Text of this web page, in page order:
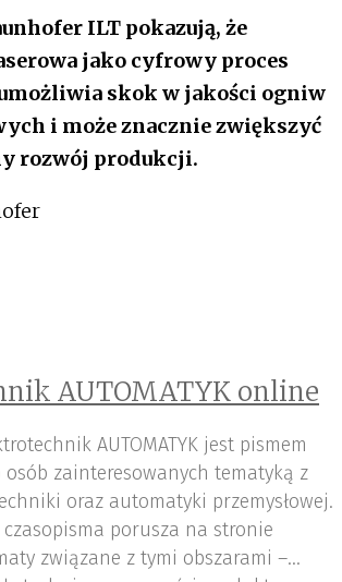
ILT pokazują, że
jako cyfrowy proces
skok w jakości ogniw
i może znacznie zwiększyć
rozwój produkcji.
AUTOMATYK online
AUTOMATYK jest pismem
zainteresowanych tematyką z
oraz automatyki przemysłowej.
porusza na stronie
związane z tymi obszarami –